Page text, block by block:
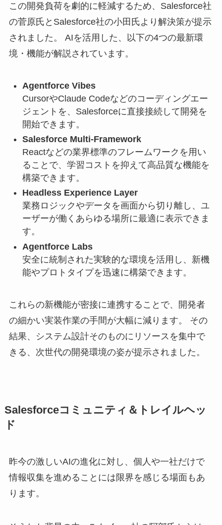
この開発負荷を劇的に軽減するため、Salesforce社
の菅原氏とSalesforce社の小田氏より解決策が提示
されました。 AIを活用した、以下の4つの最新環
境・機能が解説されています。
Agentforce Vibes
CursorやClaude Codeなどのコーディングエー
ジェントを、Salesforceに直接接続して開発を
開始できます。
Salesforce Multi-Framework
Reactなどの業界標準のフレームワークを用い
ることで、学習コストを抑えて高品質な機能を
構築できます。
Headless Experience Layer
業務ロジックやデータを画面から切り離し、ユ
ーザーが働くあらゆる場所に最適に表示できま
す。
Agentforce Labs
安全に統制された実験的な環境を活用し、新機
能やプロトタイプを迅速に構築できます。
これらの新機能が密接に連携することで、開発者
の細かい実装作業の手間が大幅に減ります。 その
結果、システム設計そのものにリソースを集中で
きる、次世代の開発環境の姿が提示されました。
Salesforceコミュニティ＆トレイルヘッ
ド
昨今の激しいAIの進化に対し、個人や一社だけで
情報収集を進めることには限界を感じる場面もあ
ります。